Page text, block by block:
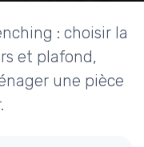
: choisir la
et plafond,
une pièce